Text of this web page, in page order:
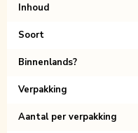
Inhoud
Soort
Binnenlands?
Verpakking
Aantal per verpakking